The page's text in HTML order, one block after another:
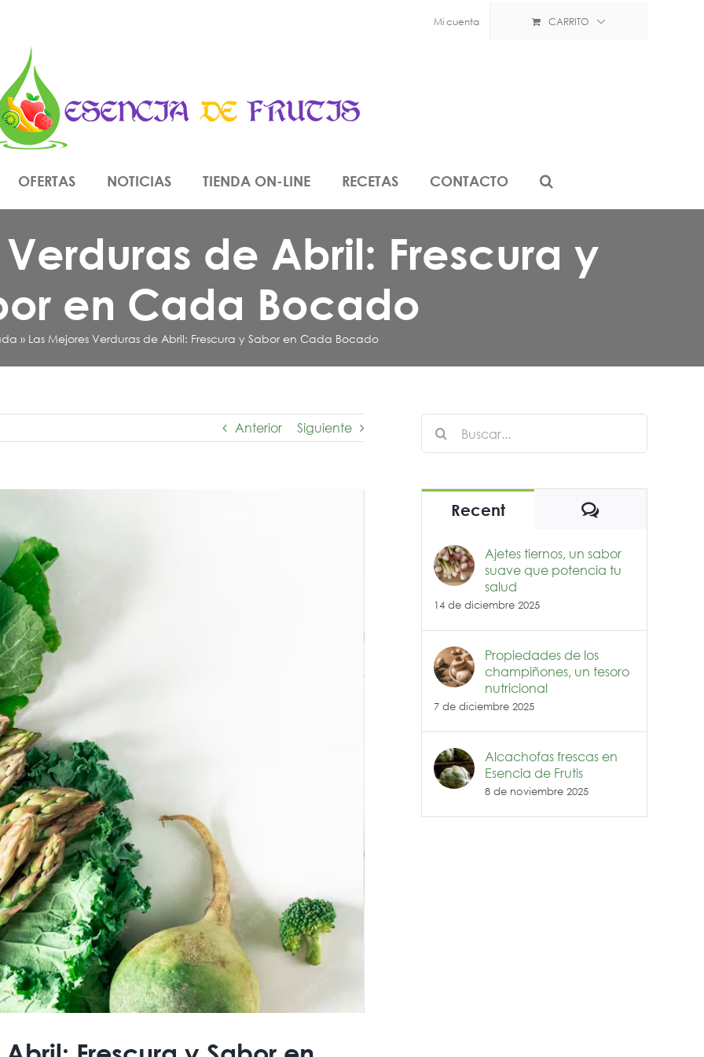
Mi cuenta CARRITO
OFERTAS NOTICIAS TIENDA ON-LINE RECETAS CONTACTO
de Abril: Frescura y
en Cada Bocado
» Las Mejores Verduras de Abril: Frescura y Sabor en Cada Bocado
Anterior Siguiente
Recent Comentarios
Ajetes tiernos, un sabor
suave que potencia tu
salud
14 de diciembre 2025
Propiedades de los
champiñones, un tesoro
nutricional
7 de diciembre 2025
Alcachofas frescas en
Esencia de Frutis
8 de noviembre 2025